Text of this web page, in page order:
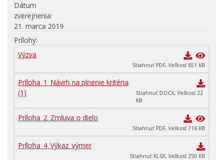
Dátum
zverejnenia
21. marca 2019
Prílohy
Výzva
Stiahnuť PDF, Veľkosť 651 KB
Príloha_1_Návrh na plnenie kritéria
(1)
Stiahnuť DOCX, Veľkosť 22
KB
Príloha_2_Zmluva o dielo
Stiahnuť PDF, Veľkosť 716 KB
Príloha_4_Výkaz_výmer
Stiahnuť XLSX, Veľkosť 250 KB